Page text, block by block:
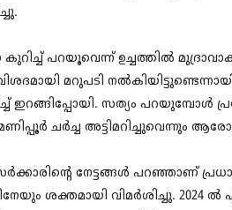
കുറിച്ച് പറയൂവെന്ന് ഉച്ചത്തിൽ
മറുപടി
ഇറങ്ങിപ്പോയി. സത്യം പറയുമ്പോള്‍
ച‍ർച്ച അട്ടിമറിച്ചുവെന്നും
നേട്ടങ്ങള്‍ പറഞ്ഞാണ്
ശക്തമായി വിമര്‍ശിച്ചു. 2024